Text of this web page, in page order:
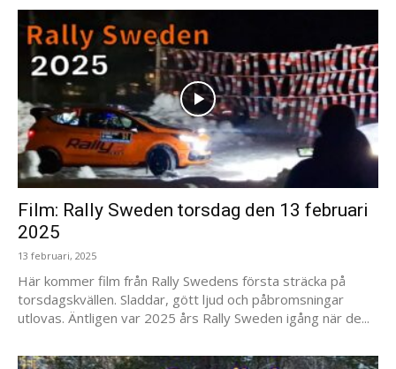
Film: Rally Sweden torsdag den 13 februari
2025
13 februari, 2025
Här kommer film från Rally Swedens första sträcka på
torsdagskvällen. Sladdar, gött ljud och påbromsningar
utlovas. Äntligen var 2025 års Rally Sweden igång när de...